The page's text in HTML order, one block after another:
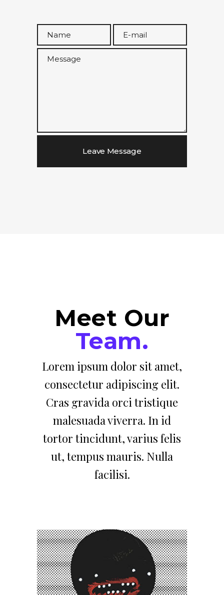
Meet Our
Team.
Lorem ipsum dolor sit amet,
consectetur adipiscing elit.
Cras gravida orci tristique
malesuada viverra. In id
tortor tincidunt, varius felis
ut, tempus mauris. Nulla
facilisi.